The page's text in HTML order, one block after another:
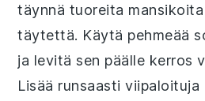
täynnä tuoreita
täytettä. Käytä pehmeää
ja levitä sen päälle kerros
Lisää runsaasti